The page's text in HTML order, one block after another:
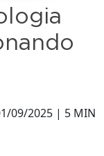
09/2025 | 5 MIN